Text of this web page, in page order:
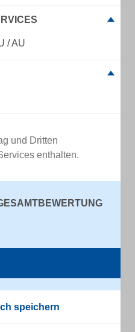
/ AU
und Dritten
enthalten.
speichern